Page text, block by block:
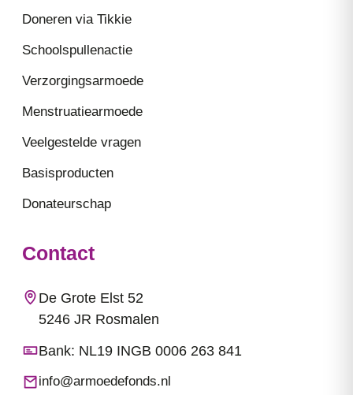
Doneren via Tikkie
Schoolspullenactie
Verzorgingsarmoede
Menstruatiearmoede
Veelgestelde vragen
Basisproducten
Donateurschap
Contact
De Grote Elst 52
5246 JR Rosmalen
Bank: NL19 INGB 0006 263 841
info@armoedefonds.nl